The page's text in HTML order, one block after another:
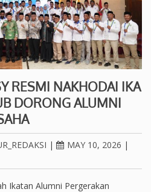
RESMI NAKHODAI IKA
DORONG ALUMNI
| MAY 10, 2026 |
Ikatan Alumni Pergerakan